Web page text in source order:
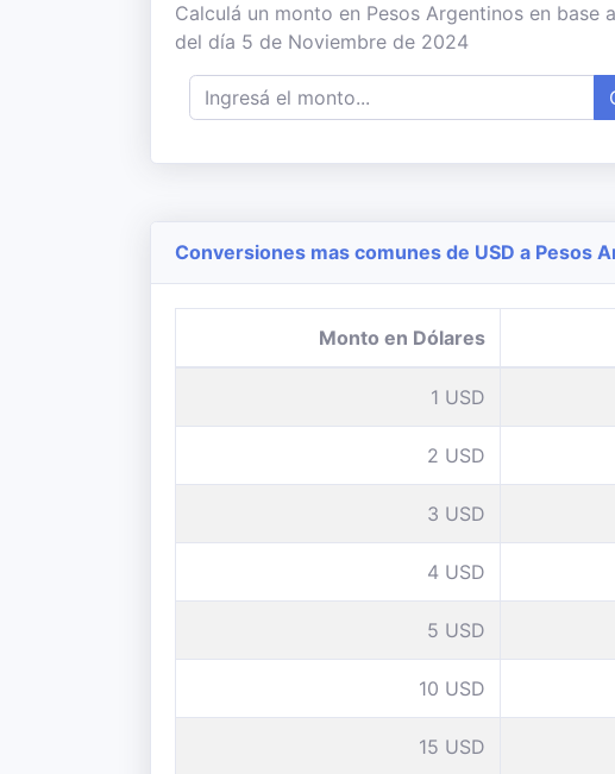
Calculá un monto en Pesos Argentinos en
del día 5 de Noviembre de 2024
Conversiones mas comunes de USD a Pesos
Monto en Dólares
1 USD
2 USD
3 USD
4 USD
5 USD
10 USD
15 USD